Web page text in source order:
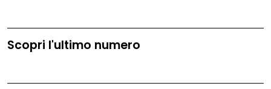
Scopri l'ultimo numero